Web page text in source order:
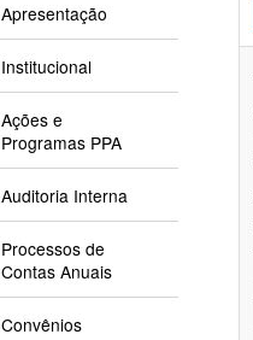
Apresentação
Institucional
Ações e
Programas PPA
Auditoria Interna
Processos de
Contas Anuais
Convênios